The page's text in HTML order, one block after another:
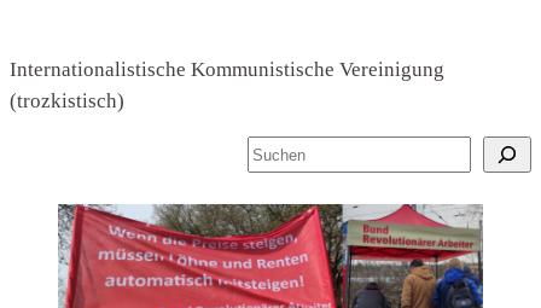
Internationalistische Kommunistische Vereinigung
(trozkistisch)
S
c
h
e